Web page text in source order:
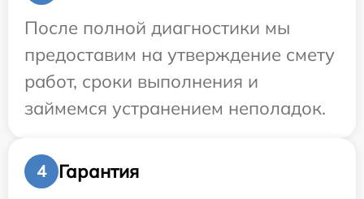
После полной диагностики мы
предоставим на утверждение смету
работ, сроки выполнения и
займемся устранением неполадок.
4
Гарантия